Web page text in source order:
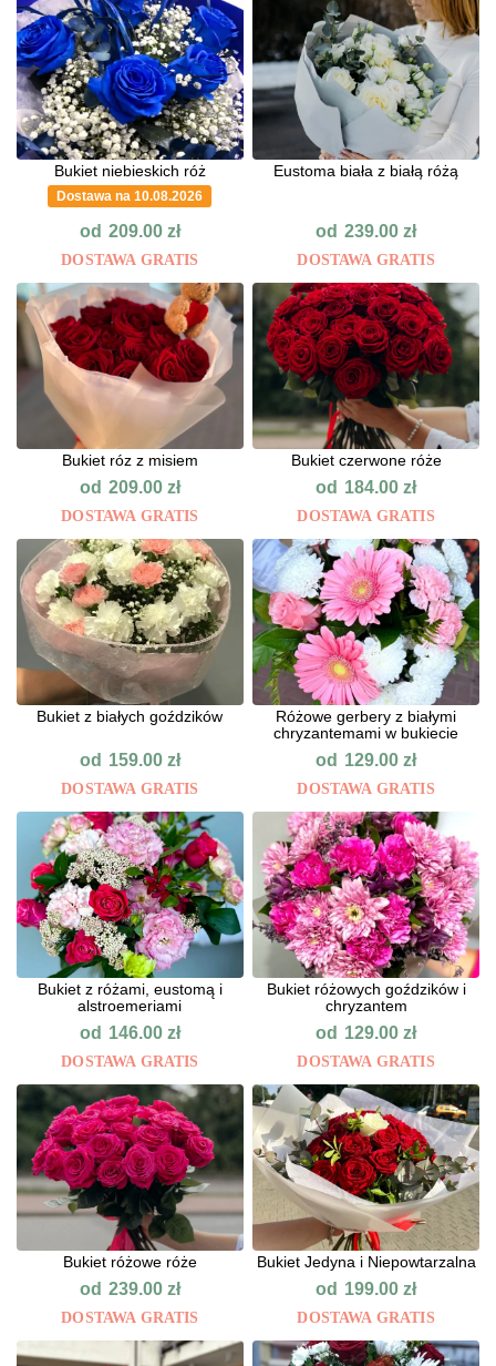
Bukiet niebieskich róż
Dostawa na 10.08.2026
od 209.00 zł
DOSTAWA GRATIS
Eustoma biała z białą różą
od 239.00zł
DOSTAWA GRATIS
Bukiet róz z misiem
od 209.00 zł
DOSTAWA GRATIS
Bukiet czerwone róże
od 184.00zł
DOSTAWA GRATIS
Bukiet z białych goździków
od 159.00 zł
DOSTAWA GRATIS
Różowe gerbery z białymi
chryzantemami w bukiecie
od 129.00zł
DOSTAWA GRATIS
Bukiet z różami, eustomą i
alstroemeriami
od 146.00 zł
DOSTAWA GRATIS
Bukiet różowych goździków i
chryzantem
od 129.00zł
DOSTAWA GRATIS
Bukiet różowe róże
od 239.00 zł
DOSTAWA GRATIS
Bukiet Jedyna i Niepowtarzalna
od 199.00zł
DOSTAWA GRATIS